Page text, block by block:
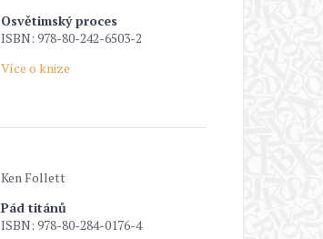
Osvětimský proces
ISBN: 978-80-242-6503-2
Více o knize
Ken Follett
Pád titánů
ISBN: 978-80-284-0176-4